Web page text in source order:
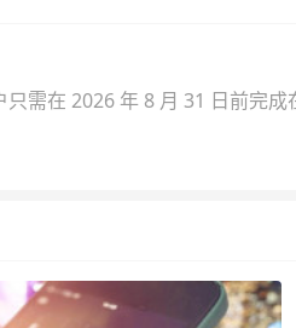
需在 2026 年 8 月 31 日前完成